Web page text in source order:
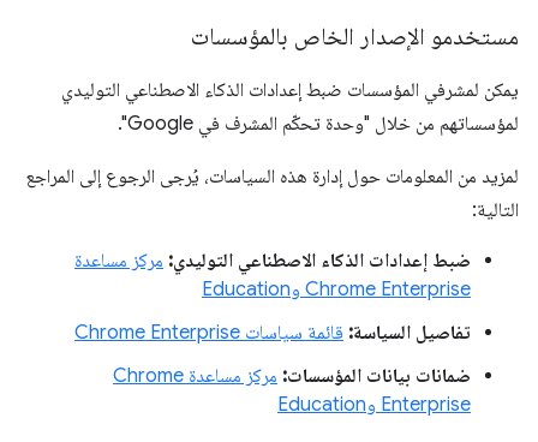
مستخدمو الإصدار الخاص بالمؤسسات
يمكن لمشرفي المؤسسات ضبط إعدادات الذكاء الاصطناعي التوليدي
لمؤسساتهم من خلال "وحدة تحكّم المشرف في Google".
لمزيد من المعلومات حول إدارة هذه السياسات، يُرجى الرجوع إلى المراجع
التالية:
ضبط إعدادات الذكاء الاصطناعي التوليدي: مركز مساعدة
Chrome Enterprise وEducation
تفاصيل السياسة: قائمة سياسات Chrome Enterprise
ضمانات بيانات المؤسسات:
مركز مساعدة Chrome
Enterprise وEducation